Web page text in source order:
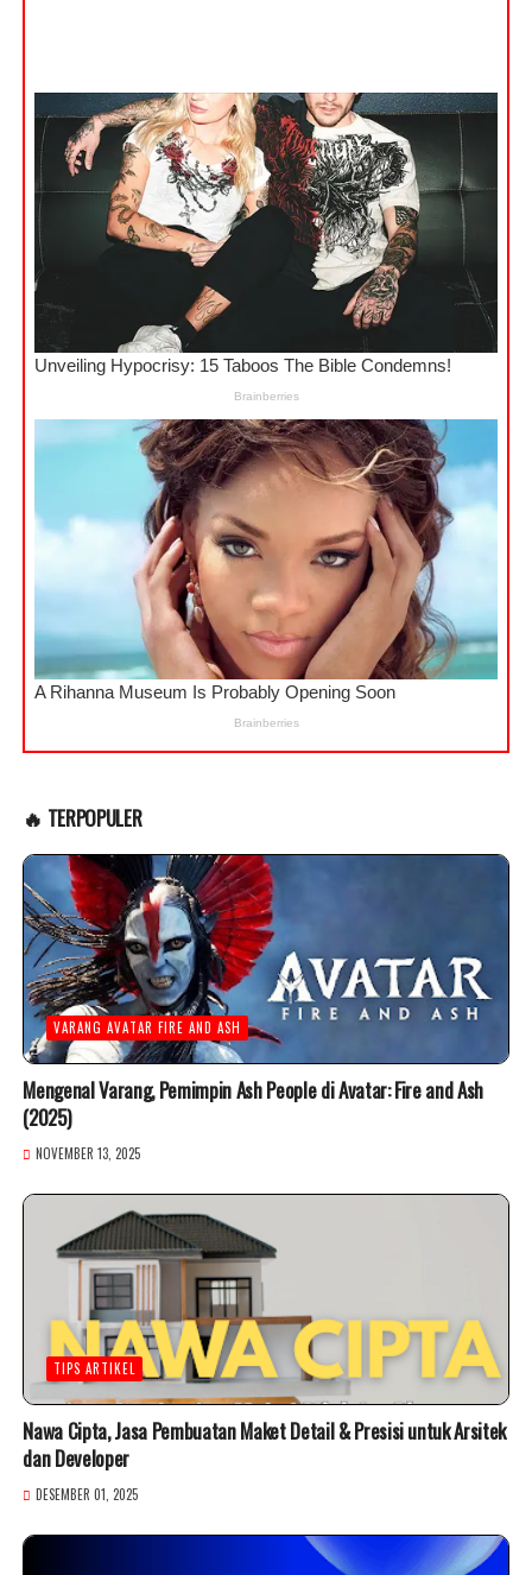
🔥 TERPOPULER
VARANG AVATAR FIRE AND ASH
Mengenal Varang, Pemimpin Ash People di Avatar: Fire and Ash
(2025)
NOVEMBER 13, 2025
TIPS ARTIKEL
Nawa Cipta, Jasa Pembuatan Maket Detail & Presisi untuk Arsitek
dan Developer
DESEMBER 01, 2025